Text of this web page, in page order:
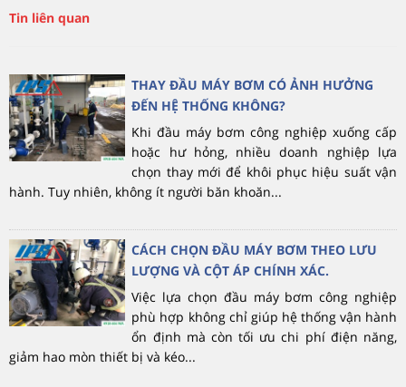
Tin liên quan
THAY ĐẦU MÁY BƠM CÓ ẢNH HƯỞNG
ĐẾN HỆ THỐNG KHÔNG?
Khi đầu máy bơm công nghiệp xuống cấp
hoặc hư hỏng, nhiều doanh nghiệp lựa
chọn thay mới để khôi phục hiệu suất vận
hành. Tuy nhiên, không ít người băn khoăn...
CÁCH CHỌN ĐẦU MÁY BƠM THEO LƯU
LƯỢNG VÀ CỘT ÁP CHÍNH XÁC.
Việc lựa chọn đầu máy bơm công nghiệp
phù hợp không chỉ giúp hệ thống vận hành
ổn định mà còn tối ưu chi phí điện năng,
giảm hao mòn thiết bị và kéo...